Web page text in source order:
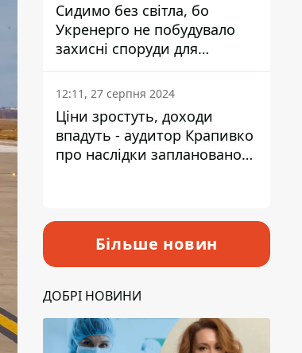
Сидимо без світла, бо
Укренерго не побудувало
захисні споруди для
енергетики - нардеп
Кучеренко
12:11, 27 серпня 2024
Ціни зростуть, доходи
впадуть - аудитор Крапивко
про наслідки запланованого
Більше новин
ДОБРІ НОВИНИ